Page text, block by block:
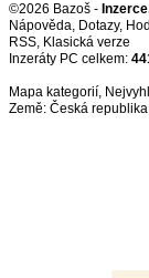
©2026 Bazoš -
Nápověda, Dotazy,
RSS,
Inzeráty PC celkem:
Mapa kategorií,
Země: Česká republika